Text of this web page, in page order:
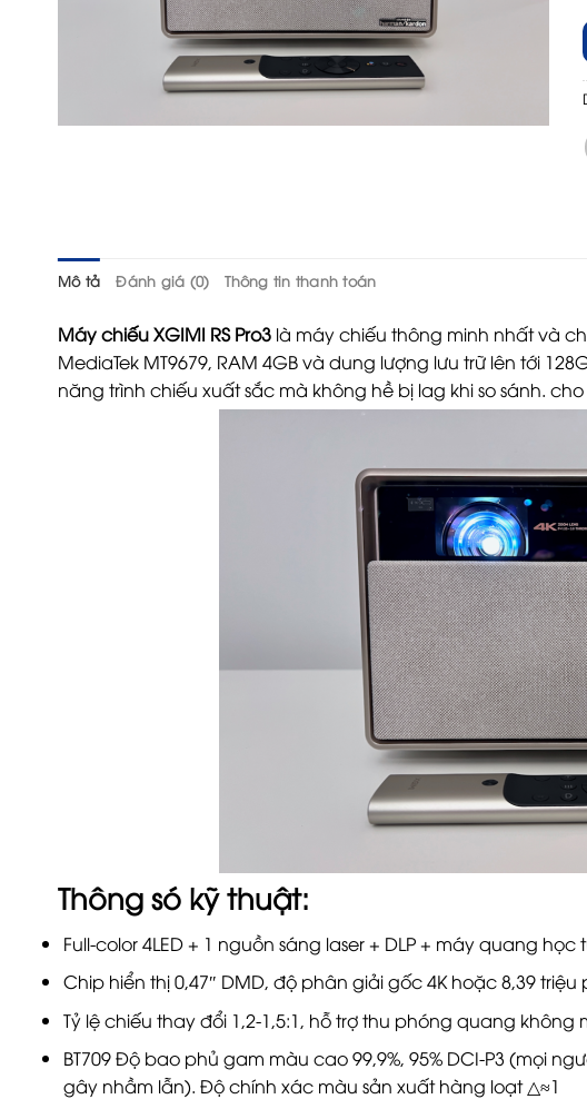
Mô tả Đánh giá (0) Thông tin thanh toán
Máy chiếu XGIMI RS Pro3 là máy chiếu thông minh nhất và
MediaTek MT9679, RAM 4GB và dung lượng lưu trữ lên tới
năng trình chiếu xuất sắc mà không hề bị lag khi so sánh.
Thông só kỹ thuật:
Full-color 4LED + 1 nguồn sáng laser + DLP + máy quang
Chip hiển thị 0,47″ DMD, độ phân giải gốc 4K hoặc 8,39 triệu
Tỷ lệ chiếu thay đổi 1,2-1,5:1, hỗ trợ thu phóng quang không
BT709 Độ bao phủ gam màu cao 99,9%, 95% DCI-P3 (mọi
gây nhầm lẫn). Độ chính xác màu sản xuất hàng loạt △≈1